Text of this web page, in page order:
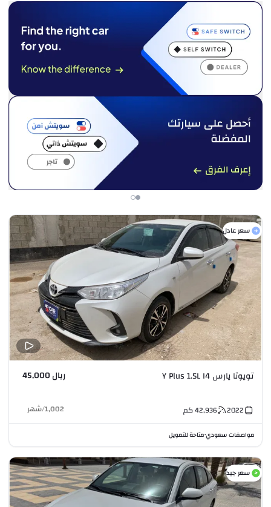
سعر عادل
تويوتا يارس Y Plus 1.5L I4 ريال 45,000
2022
42,936كم 1,002
/شهر
مواصفات سعودي•متاحة للتمويل
سعر جيد